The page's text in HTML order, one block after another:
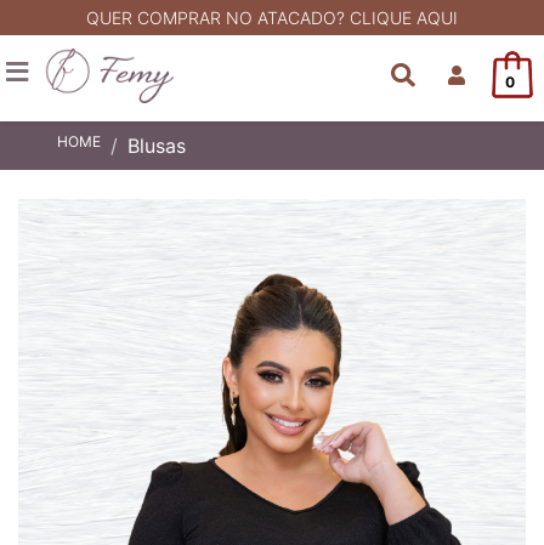
QUER COMPRAR NO ATACADO? CLIQUE AQUI
0
HOME Blusas